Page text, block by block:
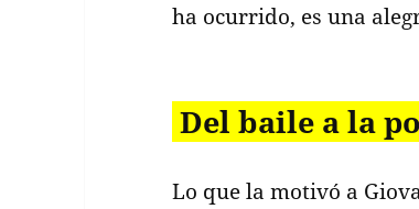
ha ocurrido, es una
Del baile a la
Lo que la motivó a